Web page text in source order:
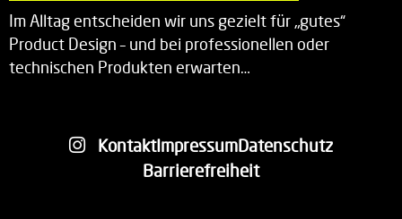
Im Alltag entscheiden wir uns gezielt für „gutes“
Product Design – und bei professionellen oder
technischen Produkten erwarten…
KontaktImpressumDatenschutz
Barrierefreiheit